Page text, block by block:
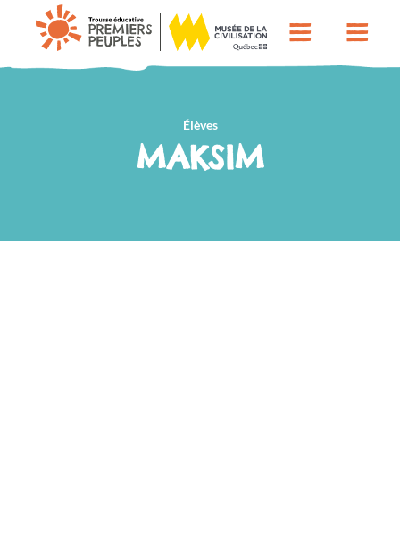
Élèves
MAKSIM